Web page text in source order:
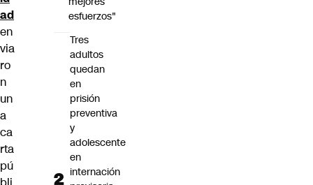
ad
en
via
ro
n
un
a
ca
rta
pú
esfuerzos"
Tres
adultos
quedan
en
prisión
preventiva
y
adolescente
en
internación